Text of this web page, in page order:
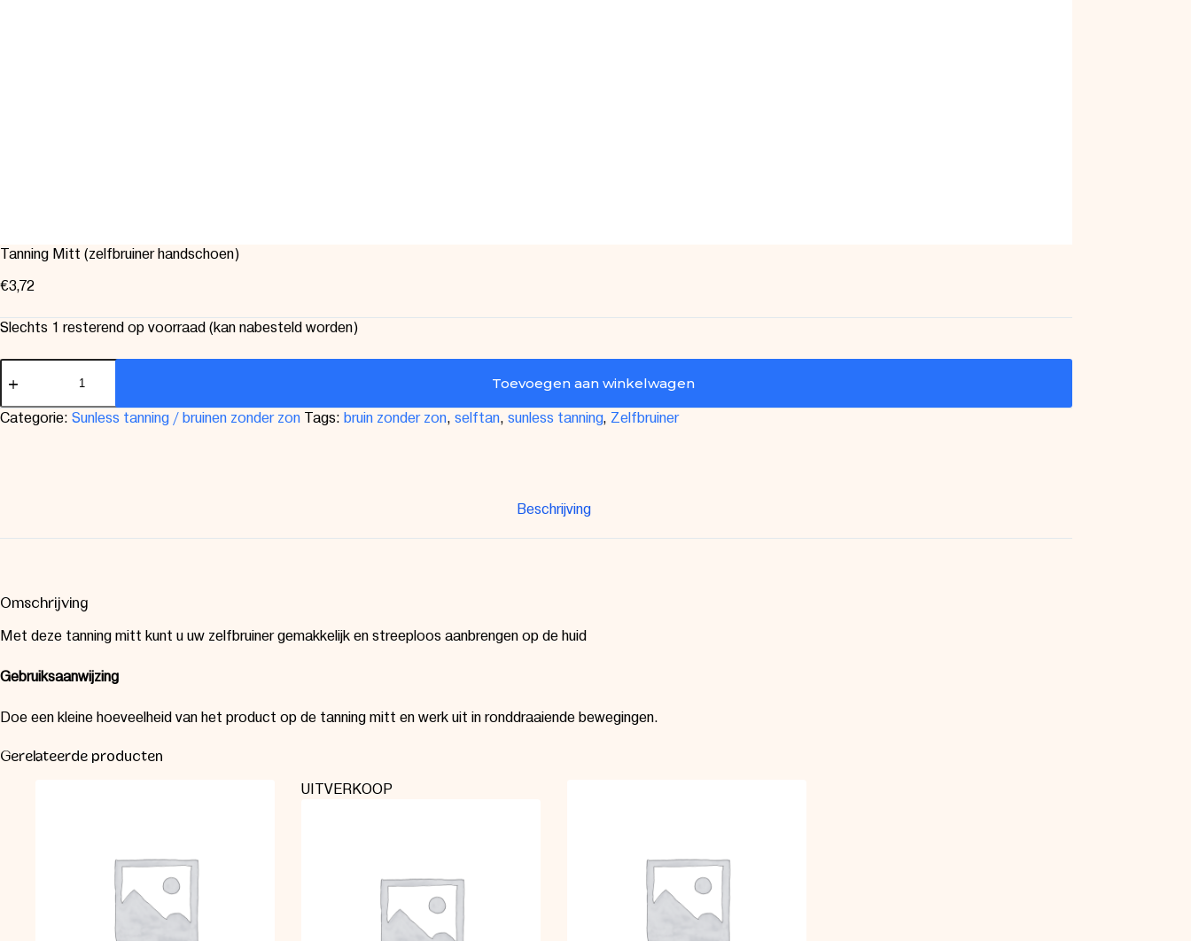
Tanning Mitt (zelfbruiner handschoen)
€3,72
Slechts 1 resterend op voorraad (kan nabesteld worden)
Toevoegen aan winkelwagen
Categorie: Sunless tanning / bruinen zonder zon Tags: bruin zonder zon, selftan, sunless tanning, Zelfbruiner
Beschrijving
Omschrijving
Met deze tanning mitt kunt u uw zelfbruiner gemakkelijk en streeploos aanbrengen op de huid
Gebruiksaanwijzing
Doe een kleine hoeveelheid van het product op de tanning mitt en werk uit in ronddraaiende bewegingen.
Gerelateerde producten
UITVERKOOP